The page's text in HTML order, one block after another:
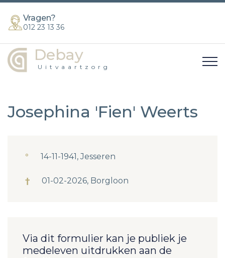
Vragen?
012 23 13 36
Debay
Uitvaartzorg
Josephina 'Fien' Weerts
° 14-11-1941, Jesseren
† 01-02-2026, Borgloon
Via dit formulier kan je publiek je
medeleven uitdrukken aan de